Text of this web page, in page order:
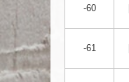
-60
-61